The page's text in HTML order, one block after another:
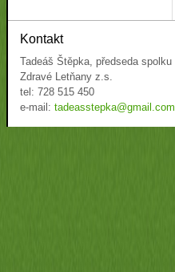
Kontakt
Tadeáš Štěpka, předseda spolku
Zdravé Letňany z.s.
tel: 728 515 450
e-mail: tadeasstepka@gmail.com